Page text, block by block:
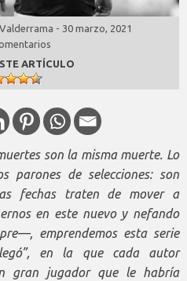
- 30 marzo, 2021
ARTÍCULO
son la misma muerte. Lo
parones de selecciones: son
fechas traten de mover a
en este nuevo y nefando
emprendemos esta serie
en la que cada autor
gran jugador que le habría